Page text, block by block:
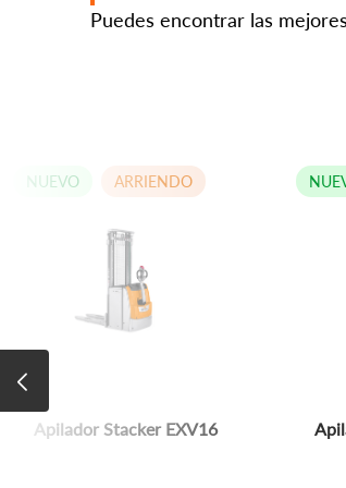
Puedes encontrar las
Apilador Stacker EXV16
NUEVO ARRIENDO